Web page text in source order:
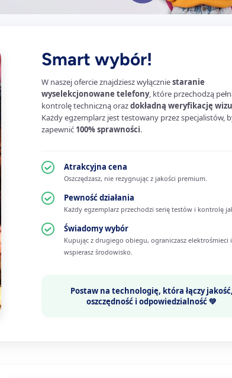
Smart wybór!
W naszej ofercie znajdziesz wyłączniestaranie
wyselekcjonowane telefony, które przechodzą
kontrolę techniczną orazdokładną weryfikację
Każdy egzemplarz jest testowany przez specjalistów,
zapewnić 100% sprawności.
Atrakcyjna cena
Oszczędzasz, nie rezygnując z jakości premium.
Pewność działania
Każdy egzemplarz przechodzi serię testów i kontrolę
Świadomy wybór
Kupując z drugiego obiegu, ograniczasz elektrośmieci i
wspierasz środowisko.
Postaw na technologię, która łączy
oszczędność i odpowiedzialność 💚